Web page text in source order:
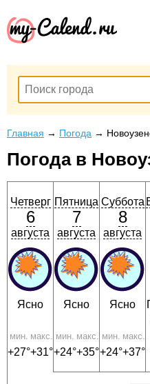
Главная → Погода →
Погода в
Четверг
6
августа
Ясно
мин.
+27°
макс.
+31°
Пятница
7
августа
Ясно
мин.
+24°
макс.
+35°
Суббота
8
августа
Ясно
мин.
+24°
макс.
+37°